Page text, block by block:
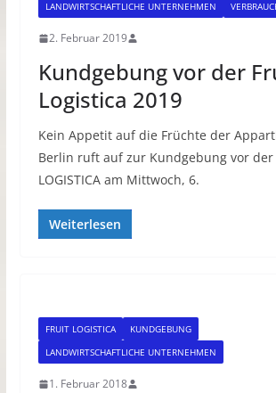
LANDWIRTSCHAFTLICHE UNTERNEHMEN
2. Februar 2019
Kundgebung vor der
Logistica 2019
Kein Appetit auf die Früchte der
Berlin ruft auf zur Kundgebung vor der
LOGISTICA am Mittwoch, 6.
Weiterlesen
FRUIT LOGISTICA
KUNDGEBUNG
LANDWIRTSCHAFTLICHE UNTERNEHMEN
1. Februar 2018